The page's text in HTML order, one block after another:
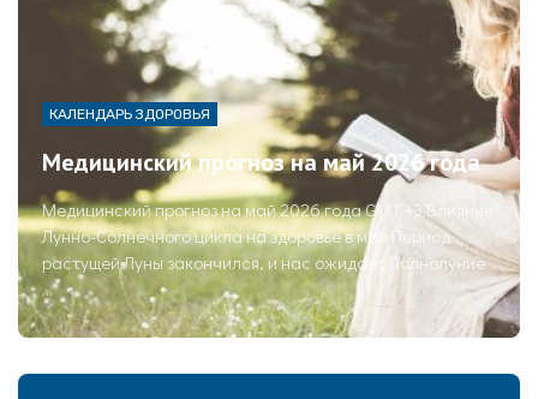
КАЛЕНДАРЬ ЗДОРОВЬЯ
Медицинский прогноз на май 2026 года
Медицинский прогноз на май 2026 года GMT +3 Влияние
Лунно-Солнечного цикла на здоровье в мае Период
растущей Луны закончился, и нас ожидает Полнолуние
...